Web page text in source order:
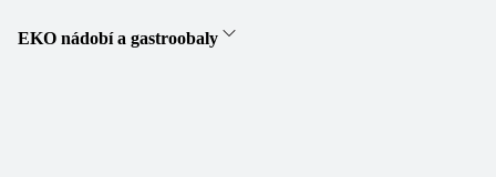
EKO nádobí a gastroobaly